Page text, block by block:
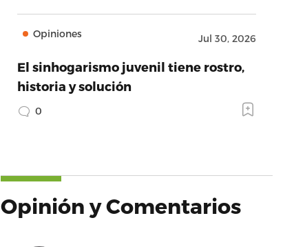
Opiniones Jul 30, 2026
El sinhogarismo juvenil tiene rostro,
historia y solución
0
Opinión y Comentarios